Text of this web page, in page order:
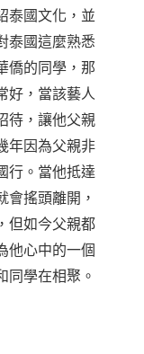
泰國文化，並
泰國這麼熟悉
僑的同學，那
好，當該藝人
待，讓他父親
年因為父親非
行。當他抵達
會搖頭離開，
但如今父親都
他心中的一個
同學在相聚。